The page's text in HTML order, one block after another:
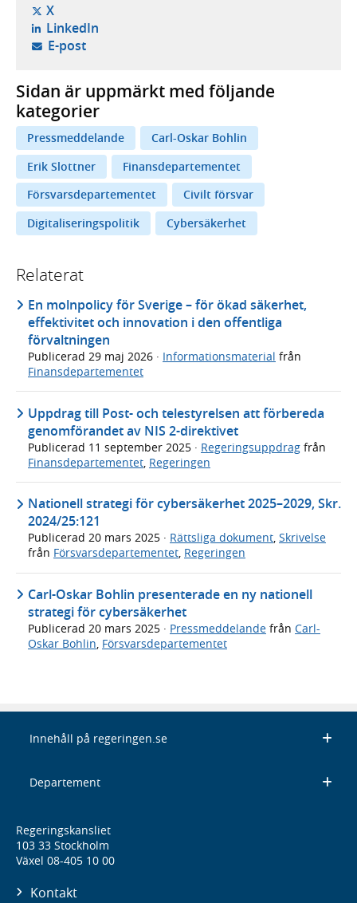
X- öppnas i ny flik, extern webbplats,
LinkedIn- öppnas i ny flik, extern webbplats,
E-post- öppnar din e-postklient,
Sidan är uppmärkt med följande
kategorier
Pressmeddelande
Carl-Oskar Bohlin
Erik Slottner
Finansdepartementet
Försvarsdepartementet
Civilt försvar
Digitaliseringspolitik
Cybersäkerhet
Relaterat
En molnpolicy för Sverige – för ökad säkerhet,
effektivitet och innovation i den offentliga
förvaltningen
Publicerad 29 maj 2026 · Informationsmaterial från
Finansdepartementet
Uppdrag till Post- och telestyrelsen att förbereda
genomförandet av NIS 2-direktivet
Publicerad 11 september 2025 · Regeringsuppdrag från
Finansdepartementet Regeringen
Nationell strategi för cybersäkerhet 2025–2029, Skr.
2024/25:121
Publicerad 20 mars 2025 · Rättsliga dokument, Skrivelse
från Försvarsdepartementet, Regeringen
Carl-Oskar Bohlin presenterade en ny nationell
strategi för cybersäkerhet
Publicerad 20 mars 2025 · Pressmeddelande från Carl-
Oskar Bohlin, Försvarsdepartementet
Innehåll på regeringen.se
Departement
Regeringskansliet
103 33 Stockholm
Växel 08-405 10 00
Kontakt